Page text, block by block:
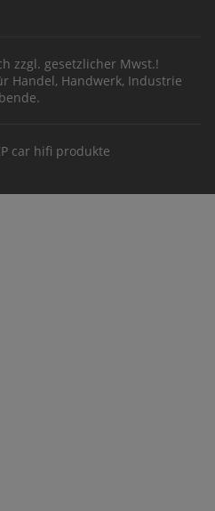
zzgl. gesetzlicher Mwst.!
Handel, Handwerk, Industrie
car hifi produkte